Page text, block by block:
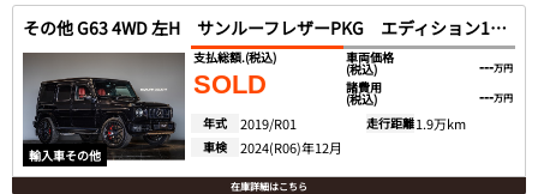
その他 G63 4WD 左H サンルーフレザーPKG エディション1AW ブルメスター
輸入車その他
支払総額.(税込)
SOLD
車両価格
(税込) ---万円
諸費用
(税込) ---万円
年式 2019/R01 走行距離1.9万km
車検 2024(R06)年12月
在庫詳細はこちら